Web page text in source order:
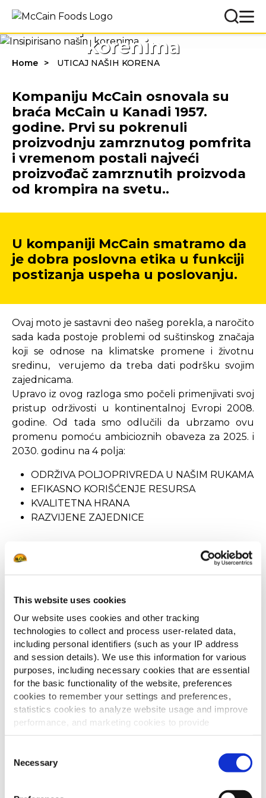
This website uses cookies
Our website uses cookies and other tracking
technologies to collect and process user-related data,
including personal identifiers (such as your IP address
and session details). We use this information for various
purposes, including necessary cookies that are essential
for the basic functionality of the website, preferences
cookies to remember your settings and preferences,
statistics cookies to analyze website usage and improve
performance, and marketing cookies to provide
personalized content and advertising.
By clicking 'Allow all cookies', you consent to the use of
all cookies. If you'd like to customize your preferences,
you can do so by clicking the options below and selecting
Selection
Necessary
Insipirisano našim
korenima
Home UTICAJ NAŠIH KORENA
Kompaniju McCain osnovala su
braća McCain u Kanadi 1957.
godine. Prvi su pokrenuli
proizvodnju zamrznutog pomfrita
i vremenom postali najveći
proizvođač zamrznutih proizvoda
od krompira na svetu..
U kompaniji McCain smatramo da
je dobra poslovna etika u funkciji
postizanja uspeha u poslovanju.
Ovaj moto je sastavni deo našeg porekla, a naročito
sada kada postoje problemi od suštinskog značaja
koji se odnose na klimatske promene i životnu
sredinu, verujemo da treba dati podršku svojim
zajednicama.
Upravo iz ovog razloga smo počeli primenjivati svoj
pristup održivosti u kontinentalnoj Evropi 2008.
godine. Od tada smo odlučili da ubrzamo ovu
promenu pomoću ambicioznih obaveza za 2025. i
2030. godinu na 4 polja:
ODRŽIVA POLJOPRIVREDA U NAŠIM RUKAMA
EFIKASNO KORIŠĆENJE RESURSA
KVALITETNA HRANA
RAZVIJENE ZAJEDNICE
ODRŽIVA
POLJOPRIVREDA
JE U NAŠIM
RUKAMA
NAŠE PUTOVANJE KA
REGENERATIVNOJ
POLJOPRIVREDI
SAZNAJ VIŠE
EFIKASNO
ZA KREIRANJE PAMETNIH
REŠENJA U PREHRAMBENOJ
INDUSTRIJI U SKLOPU VAŠEG
POSLOVANJA
SAZNAJ VIŠE
NAPRAVLJENA TAKO DA MOŽETE
PONUDITI KVALITETNA JELA
SVOJIM POTROŠAČIMA